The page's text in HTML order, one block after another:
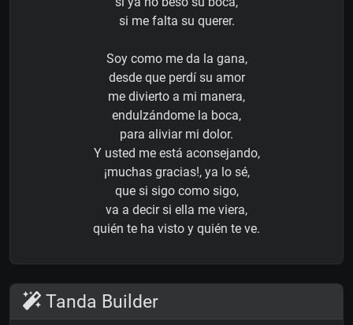
si me falta su querer.
Soy como me da la gana,
desde que perdí su amor
me divierto a mi manera,
endulzándome la boca,
para aliviar mi dolor.
Y usted me está aconsejando,
¡muchas gracias!, ya lo sé,
que si sigo como sigo,
va a decir si ella me viera,
quién te ha visto y quién te ve.
Tanda Builder